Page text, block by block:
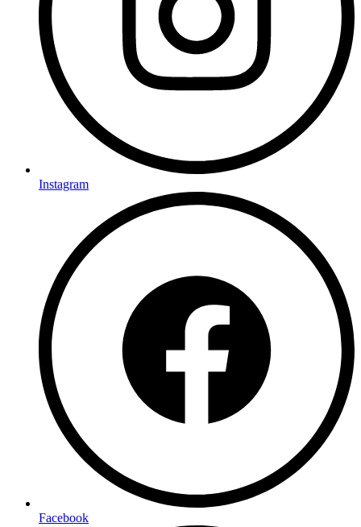
Instagram
Facebook